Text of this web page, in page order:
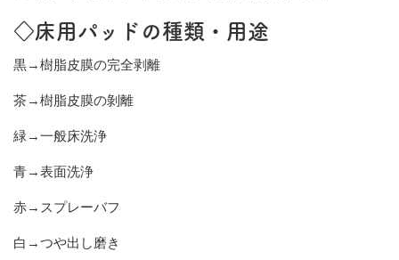
◇床用パッドの種類・用途
黒→樹脂皮膜の完全剥離
茶→樹脂皮膜の剝離
緑→一般床洗浄
青→表面洗浄
赤→スプレーバフ
白→つや出し磨き